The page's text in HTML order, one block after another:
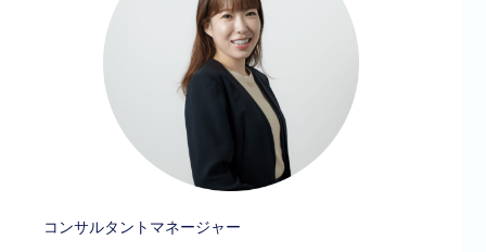
コンサルタントマネージャー